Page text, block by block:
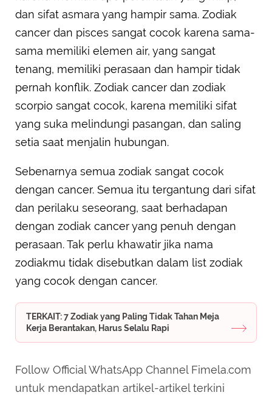
dan sifat asmara yang hampir sama. Zodiak
cancer dan pisces sangat cocok karena sama-
sama memiliki elemen air, yang sangat
tenang, memiliki perasaan dan hampir tidak
pernah konflik. Zodiak cancer dan zodiak
scorpio sangat cocok, karena memiliki sifat
yang suka melindungi pasangan, dan saling
setia saat menjalin hubungan.
Sebenarnya semua zodiak sangat cocok
dengan cancer. Semua itu tergantung dari sifat
dan perilaku seseorang, saat berhadapan
dengan zodiak cancer yang penuh dengan
perasaan. Tak perlu khawatir jika nama
zodiakmu tidak disebutkan dalam list zodiak
yang cocok dengan cancer.
TERKAIT: 7 Zodiak yang Paling Tidak Tahan Meja
Kerja Berantakan, Harus Selalu Rapi
Follow Official WhatsApp Channel Fimela.com
untuk mendapatkan artikel-artikel terkini